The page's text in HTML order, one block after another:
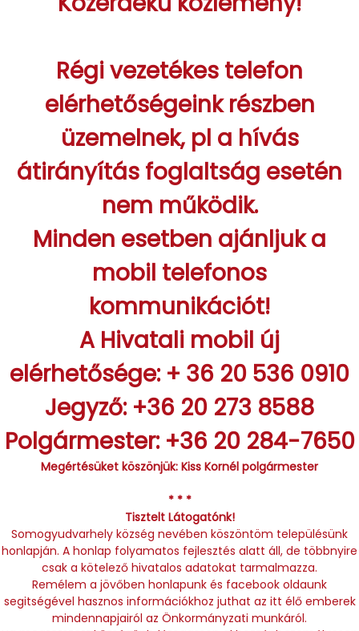
Régi vezetékes telefon
elérhetőségeink részben
üzemelnek, pl a hívás
átirányítás foglaltság esetén
nem működik.
Minden esetben ajánljuk a
mobil telefonos
kommunikációt!
A Hivatali mobil új
elérhetősége: + 36 20 536 0910
Jegyző: +36 20 273 8588
Polgármester: +36 20 284-7650
Megértésüket köszönjük: Kiss Kornél polgármester
* * *
Tisztelt Látogatónk!
Somogyudvarhely község nevében köszöntöm településünk
honlapján. A honlap folyamatos fejlesztés alatt áll, de többnyire
csak a kötelező hivatalos adatokat tarmalmazza.
Remélem a jövőben honlapunk és facebook oldaunk
segitségével hasznos információkhoz juthat az itt élő emberek
mindennapjairól az Önkormányzati munkáról.